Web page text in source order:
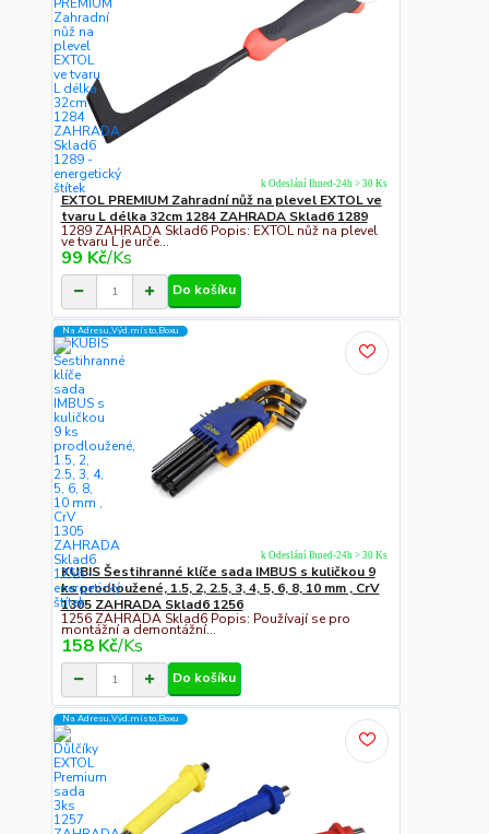
EXTOL PREMIUM Zahradní nůž na plevel EXTOL ve
tvaru L délka 32cm 1284 ZAHRADA Sklad6 1289
1289 ZAHRADA Sklad6 Popis: EXTOL nůž na plevel
ve tvaru L je urče...
99 Kč/Ks
k Odeslání Ihned-24h > 30 Ks
Do košíku
Na Adresu,Výd.místo,Boxu
KUBIS Šestihranné klíče sada IMBUS s kuličkou 9
ks prodloužené, 1.5, 2, 2.5, 3, 4, 5, 6, 8, 10 mm , CrV
1305 ZAHRADA Sklad6 1256
1256 ZAHRADA Sklad6 Popis: Používají se pro
montážní a demontážní...
158 Kč/Ks
k Odeslání Ihned-24h > 30 Ks
Do košíku
Na Adresu,Výd.místo,Boxu